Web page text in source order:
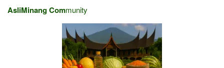
AsliMinang Community